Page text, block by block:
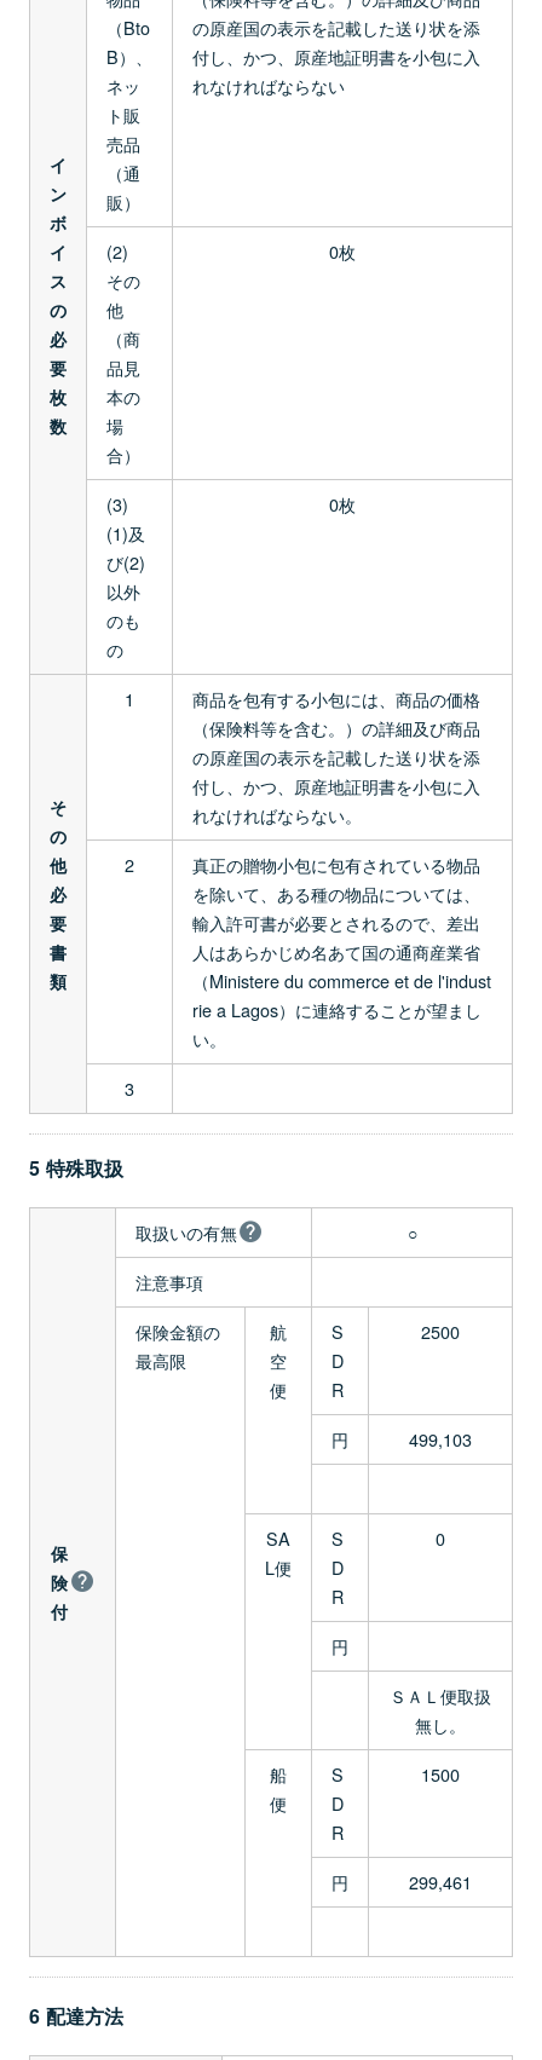
イ
ン
ボ
イ
ス
の
必
要
枚
数
（Bto
B）、
ネッ
ト販
売品
（通
販）
の原産国の表示を記載した送り状を添
付し、かつ、原産地証明書を小包に入
れなければならない
(2)
その
他
（商
品見
本の
場
合）
0枚
(3)
(1)及
び(2)
以外
のも
の
0枚
そ
の
他
必
要
書
類
1
商品を包有する小包には、商品の価格
（保険料等を含む。）の詳細及び商品
の原産国の表示を記載した送り状を添
付し、かつ、原産地証明書を小包に入
れなければならない。
2
真正の贈物小包に包有されている物品
を除いて、ある種の物品については、
輸入許可書が必要とされるので、差出
人はあらかじめ名あて国の通商産業省
（Ministere du commerce et de l'indust
rie a Lagos）に連絡することが望まし
い。
3
5 特殊取扱
保
険
付
取扱いの有無
○
注意事項
保険金額の
最高限
航
空
便
S
D
R
2500
円 499,103
SA
L便
S
D
R
0
円
ＳＡＬ便取扱
無し。
船
便
S
D
R
1500
円 299,461
6 配達方法